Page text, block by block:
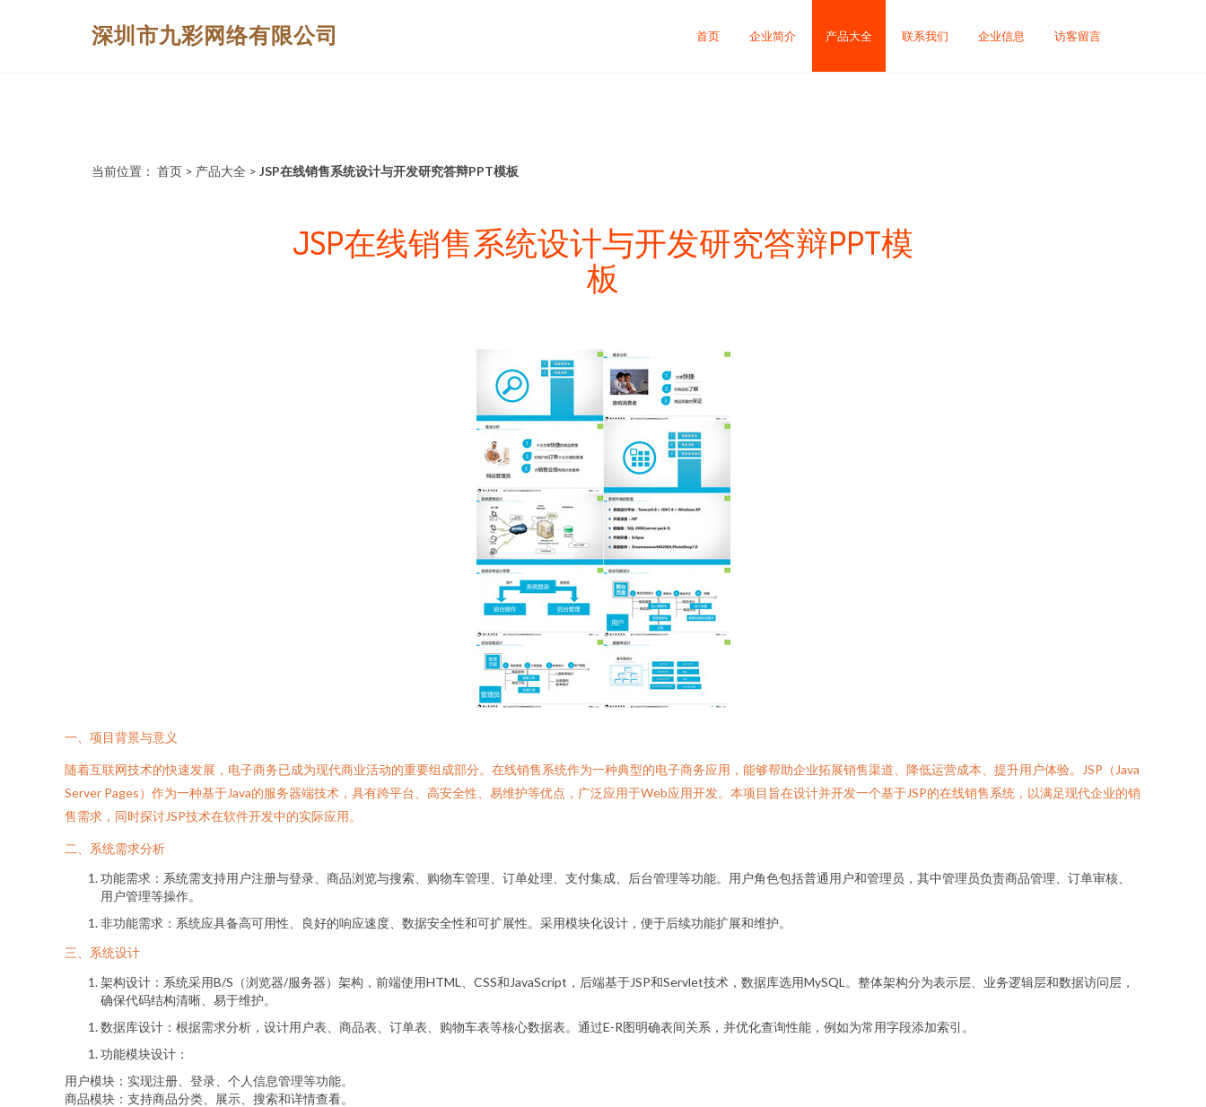
深圳市九彩网络有限公司 首页 企业简介 产品大全 联系我们 企业信息 访客留言
当前位置： 首页 > 产品大全 > JSP在线销售系统设计与开发研究答辩PPT模板
JSP在线销售系统设计与开发研究答辩PPT模
板
一、项目背景与意义
随着互联网技术的快速发展，电子商务已成为现代商业活动的重要组成部分。在线销售系统作为一种典型的电子商务应用，能够帮助企业拓展销售渠道、降低运营成本、提升用户体验。JSP（Java
Server Pages）作为一种基于Java的服务器端技术，具有跨平台、高安全性、易维护等优点，广泛应用于Web应用开发。本项目旨在设计并开发一个基于JSP的在线销售系统，以满足现代企业的销
售需求，同时探讨JSP技术在软件开发中的实际应用。
二、系统需求分析
功能需求：系统需支持用户注册与登录、商品浏览与搜索、购物车管理、订单处理、支付集成、后台管理等功能。用户角色包括普通用户和管理员，其中管理员负责商品管理、订单审核、
用户管理等操作。
非功能需求：系统应具备高可用性、良好的响应速度、数据安全性和可扩展性。采用模块化设计，便于后续功能扩展和维护。
三、系统设计
架构设计：系统采用B/S（浏览器/服务器）架构，前端使用HTML、CSS和JavaScript，后端基于JSP和Servlet技术，数据库选用MySQL。整体架构分为表示层、业务逻辑层和数据访问层，
确保代码结构清晰、易于维护。
数据库设计：根据需求分析，设计用户表、商品表、订单表、购物车表等核心数据表。通过E-R图明确表间关系，并优化查询性能，例如为常用字段添加索引。
功能模块设计：
用户模块：实现注册、登录、个人信息管理等功能。
商品模块：支持商品分类、展示、搜索和详情查看。